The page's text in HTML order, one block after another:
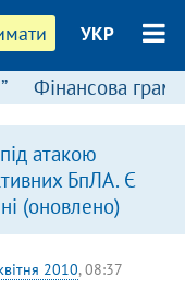
УКР
Фінансова
атакою
БпЛА. Є
(оновлено)
2010, 08:37